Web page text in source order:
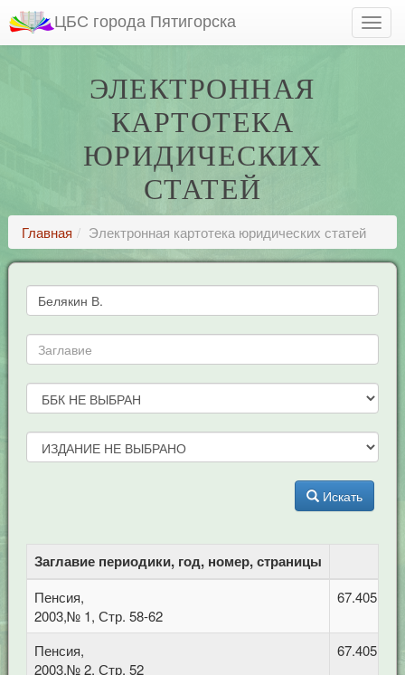
ЦБС города Пятигорска
ЭЛЕКТРОННАЯ
КАРТОТЕКА
ЮРИДИЧЕСКИХ
СТАТЕЙ
Главная Электронная картотека юридических статей
Искать
Заглавие периодики, год, номер, страницы
Пенсия,
2003,№ 1, Стр. 58-62
67.405
Пенсия,
2003,№ 2, Стр. 52
67.405